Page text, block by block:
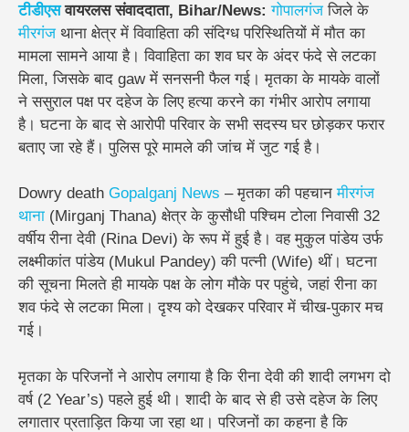
टीडीएसवायरलस संवाददाता, Bihar/News: गोपालगंजजिले के
मीरगंजथाना क्षेत्र में विवाहिता की संदिग्ध परिस्थितियों में मौत का
मामला सामने आया है। विवाहिता का शव घर के अंदर फंदे से लटका
मिला, जिसके बाद gaw में सनसनी फैल गई। मृतका के मायके वालों
ने ससुराल पक्ष पर दहेज के लिए हत्या करने का गंभीर आरोप लगाया
है। घटना के बाद से आरोपी परिवार के सभी सदस्य घर छोड़कर फरार
बताए जा रहे हैं। पुलिस पूरे मामले की जांच में जुट गई है।
Dowry death Gopalganj News – मृतका की पहचानमीरगंज
थाना (Mirganj Thana) क्षेत्र के कुसौधी पश्चिम टोला निवासी 32
वर्षीय रीना देवी (Rina Devi) के रूप में हुई है। वह मुकुल पांडेय उर्फ
लक्ष्मीकांत पांडेय (Mukul Pandey) की पत्नी (Wife) थीं। घटना
की सूचना मिलते ही मायके पक्ष के लोग मौके पर पहुंचे, जहां रीना का
शव फंदे से लटका मिला। दृश्य को देखकर परिवार में चीख-पुकार मच
गई।
मृतका के परिजनों ने आरोप लगाया है कि रीना देवी की शादी लगभग दो
वर्ष (2 Year’s) पहले हुई थी। शादी के बाद से ही उसे दहेज के लिए
लगातार प्रताड़ित किया जा रहा था। परिजनों का कहना है कि